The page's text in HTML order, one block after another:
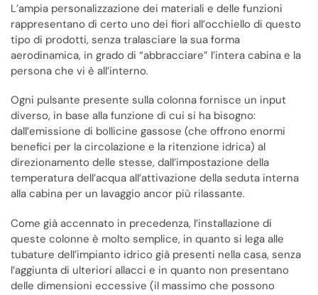
L’ampia personalizzazione dei materiali e delle funzioni
rappresentano di certo uno dei fiori all’occhiello di questo
tipo di prodotti, senza tralasciare la sua forma
aerodinamica, in grado di “abbracciare” l’intera cabina e la
persona che vi è all’interno.
Ogni pulsante presente sulla colonna fornisce un input
diverso, in base alla funzione di cui si ha bisogno:
dall’emissione di bollicine gassose (che offrono enormi
benefici per la circolazione e la ritenzione idrica) al
direzionamento delle stesse, dall’impostazione della
temperatura dell’acqua all’attivazione della seduta interna
alla cabina per un lavaggio ancor più rilassante.
Come già accennato in precedenza, l’installazione di
queste colonne è molto semplice, in quanto si lega alle
tubature dell’impianto idrico già presenti nella casa, senza
l’aggiunta di ulteriori allacci e in quanto non presentano
delle dimensioni eccessive (il massimo che possono